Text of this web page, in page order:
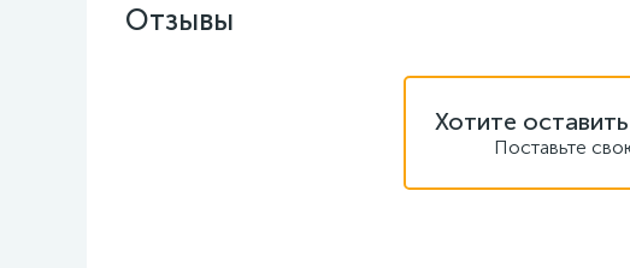
Отзывы
Хотите
Поставьте